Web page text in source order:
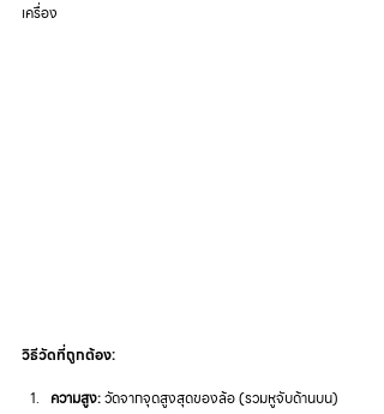
เครื่อง
วิธีวัดที่ถูกต้อง:
ความสูง: วัดจากจุดสูงสุดของล้อ (รวมหูจับด้านบน)